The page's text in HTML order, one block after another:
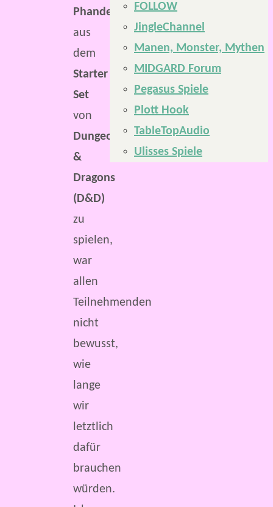
Phandelver“)
aus
dem
Starter
Set
von
Dungeons
&
Dragons
(D&D)
zu
spielen,
war
allen
Teilnehmenden
nicht
bewusst,
wie
lange
wir
letztlich
dafür
brauchen
würden.
FOLLOW
JingleChannel
Manen, Monster, Mythen
MIDGARD Forum
Pegasus Spiele
Plott Hook
TableTopAudio
Ulisses Spiele